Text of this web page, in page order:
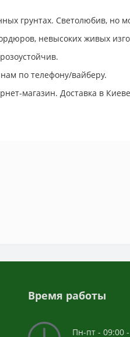
грунтах. Светолюбив, но
невысоких живых
по телефону/вайберу.
магазин. Доставка в
Время работы
Пн-пт - 09:00